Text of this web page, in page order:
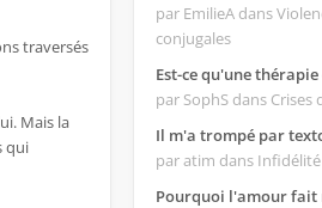
traversés
Mais la
qui
par EmilieA dans
conjugales
par SophS dans Crises
Il m'a trompé par
par atim dans Infidélité
Pourquoi l'amour fait